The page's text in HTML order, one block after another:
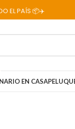
PAÍS 📦✈️
EN CASA